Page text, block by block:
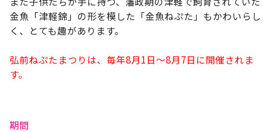
金魚「津軽錦」の形を模した「金魚ねぷた」もかわいらし
く、とても趣があります。
弘前ねぷたまつりは、毎年8月1日～8月7日に開催されま
す。
期間